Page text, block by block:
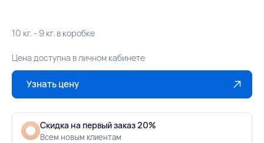
10 кг. - 9 кг. в коробке
Цена доступна в личном кабинете
Узнать цену
Скидка на первый заказ 20%
Всем новым клиентам